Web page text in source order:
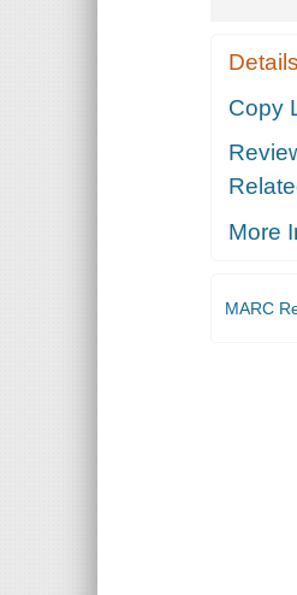
Details
Copy
More
MARC